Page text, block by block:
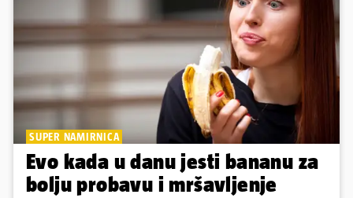
SUPER NAMIRNICA
Evo kada u danu jesti bananu za
bolju probavu i mršavljenje